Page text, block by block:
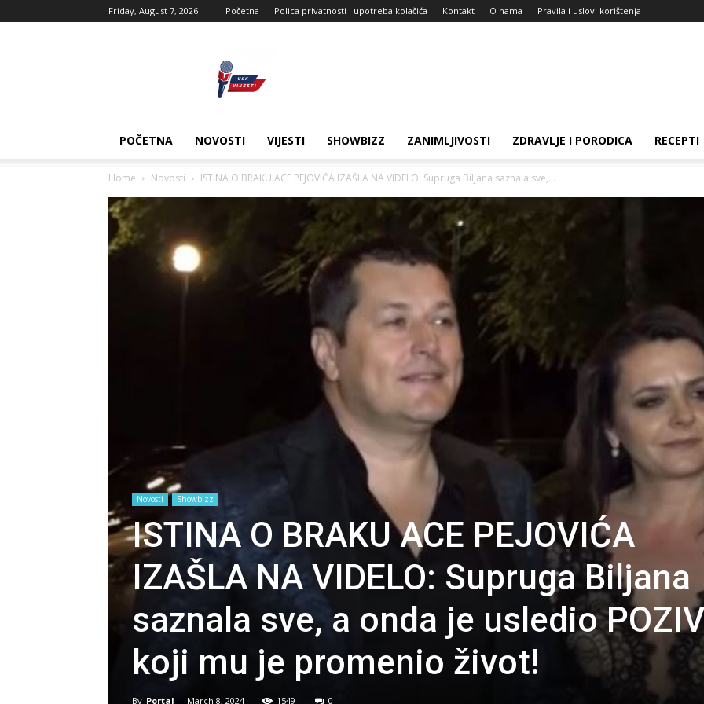
Friday, August 7, 2026 Početna Polica privatnosti i upotreba kolačića Kontakt O nama Pravila i uslovi korištenja
POČETNA NOVOSTI VIJESTI SHOWBIZZ ZANIMLJIVOSTI ZDRAVLJE I PORODICA RECEPTI
Home Novosti ISTINA O BRAKU ACE PEJOVIĆA IZAŠLA NA VIDELO: Supruga Biljana saznala sve,...
Novosti Showbizz
ISTINA O BRAKU ACE PEJOVIĆA
IZAŠLA NA VIDELO: Supruga Biljana
saznala sve, a onda je usledio POZIV
koji mu je promenio život!
By Portal - March 8, 2024 1549 0